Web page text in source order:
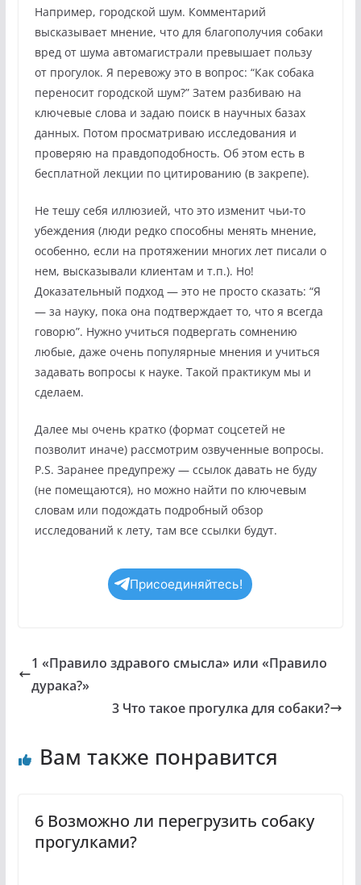
Например, городской шум. Комментарий
высказывает мнение, что для благополучия собаки
вред от шума автомагистрали превышает пользу
от прогулок. Я перевожу это в вопрос: “Как собака
переносит городской шум?” Затем разбиваю на
ключевые слова и задаю поиск в научных базах
данных. Потом просматриваю исследования и
проверяю на правдоподобность. Об этом есть в
бесплатной лекции по цитированию (в закрепе).
Не тешу себя иллюзией, что это изменит чьи-то
убеждения (люди редко способны менять мнение,
особенно, если на протяжении многих лет писали о
нем, высказывали клиентам и т.п.). Но!
Доказательный подход — это не просто сказать: “Я
— за науку, пока она подтверждает то, что я всегда
говорю”. Нужно учиться подвергать сомнению
любые, даже очень популярные мнения и учиться
задавать вопросы к науке. Такой практикум мы и
сделаем.
Далее мы очень кратко (формат соцсетей не
позволит иначе) рассмотрим озвученные вопросы.
P.S. Заранее предупрежу — ссылок давать не буду
(не помещаются), но можно найти по ключевым
словам или подождать подробный обзор
исследований к лету, там все ссылки будут.
Присоединяйтесь!
1 «Правило здравого смысла» или «Правило
дурака?»
3 Что такое прогулка для собаки?
Вам также понравится
6 Возможно ли перегрузить собаку
прогулками?